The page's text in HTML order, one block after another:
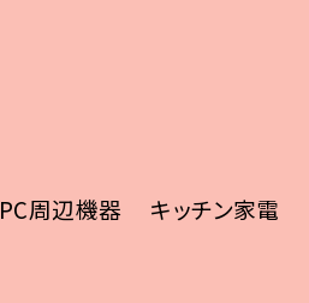
PC周辺機器 キッチン家電